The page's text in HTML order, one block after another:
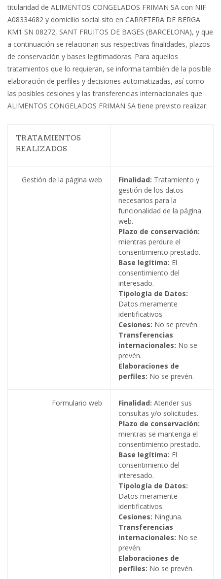
titularidad de ALIMENTOS CONGELADOS FRIMAN SA con NIF
A08334682 y domicilio social sito en CARRETERA DE BERGA
KM1 SN 08272, SANT FRUITOS DE BAGES (BARCELONA), y que
a continuación se relacionan sus respectivas finalidades, plazos
de conservación y bases legitimadoras. Para aquellos
tratamientos que lo requieran, se informa también de la posible
elaboración de perfiles y decisiones automatizadas, así como
las posibles cesiones y las transferencias internacionales que
ALIMENTOS CONGELADOS FRIMAN SA tiene previsto realizar:
TRATAMIENTOS
REALIZADOS
Gestión de la página web Finalidad: Tratamiento y
gestión de los datos
necesarios para la
funcionalidad de la página
web.
Plazo de conservación:
mientras perdure el
consentimiento prestado.
Base legítima: El
consentimiento del
interesado.
Tipología de Datos:
Datos meramente
identificativos.
Cesiones: No se prevén.
Transferencias
internacionales: No se
prevén.
Elaboraciones de
perfiles: No se prevén.
Formulario web Finalidad: Atender sus
consultas y/o solicitudes.
Plazo de conservación:
mientras se mantenga el
consentimiento prestado.
Base legítima: El
consentimiento del
interesado.
Tipología de Datos:
Datos meramente
identificativos.
Cesiones: Ninguna.
Transferencias
internacionales: No se
prevén.
Elaboraciones de
perfiles: No se prevén.